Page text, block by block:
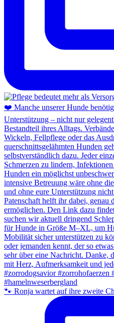
🐾 Ronja wartet auf ihre zweite